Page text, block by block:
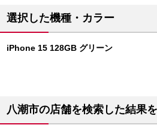
選択した機種・カラー
iPhone 15 128GB グリーン
八潮市の店舗を検索した結果